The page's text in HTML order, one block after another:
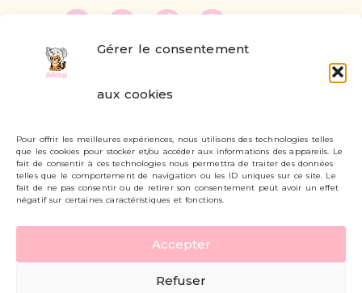
Gérer le consentement
aux cookies
Pour offrir les meilleures expériences, nous utilisons des technologies telles
que les cookies pour stocker et/ou accéder aux informations des appareils. Le
fait de consentir à ces technologies nous permettra de traiter des données
telles que le comportement de navigation ou les ID uniques sur ce site. Le
fait de ne pas consentir ou de retirer son consentement peut avoir un effet
négatif sur certaines caractéristiques et fonctions.
Accepter
Refuser
Livraisons et retours
Mon compte
Carte cadeau
Politique de confidentialité
Mentions légales - CGV